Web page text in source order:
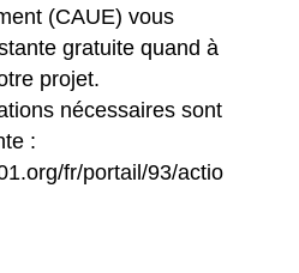
(CAUE) vous
gratuite quand à
projet.
nécessaires sont
:
fr/portail/93/actio